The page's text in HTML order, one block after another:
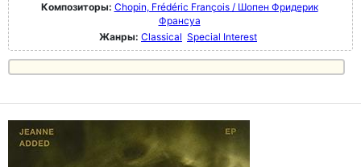
Композиторы: Chopin, Frédéric François / Шопен Фридерик
Франсуа
Жанры: Classical Special Interest